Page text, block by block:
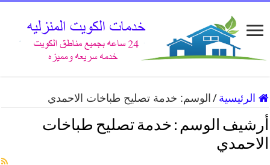
الرئيسية / الوسم: خدمة تصليح طباخات الاحمدي
أرشيف الوسم : خدمة تصليح طباخات
الاحمدي